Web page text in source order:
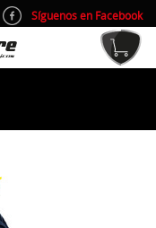
Síguenos en Facebook
info@blacktire.es
L/V 9:00-14:00 y 15:00-19:00